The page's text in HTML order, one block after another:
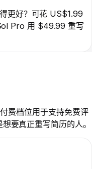
更好？可花 US$1.99
Pro 用 $49.99 重写
费档位用于支持免费评
要真正重写简历的人。